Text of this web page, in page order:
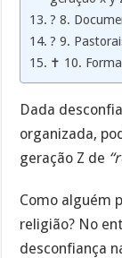
?️ 8.
? 9.
✝️ 10.
Dada
organizada,
geração Z de
Como alguém
religião? No
desconfiança